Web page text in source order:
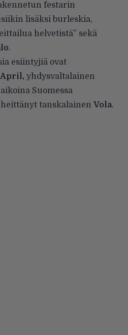
festarin
lisäksi burleskia,
helvetistä” sekä
.
esiintyjiä ovat
April, yhdysvaltalainen
Suomessa
tanskalainen Vola.